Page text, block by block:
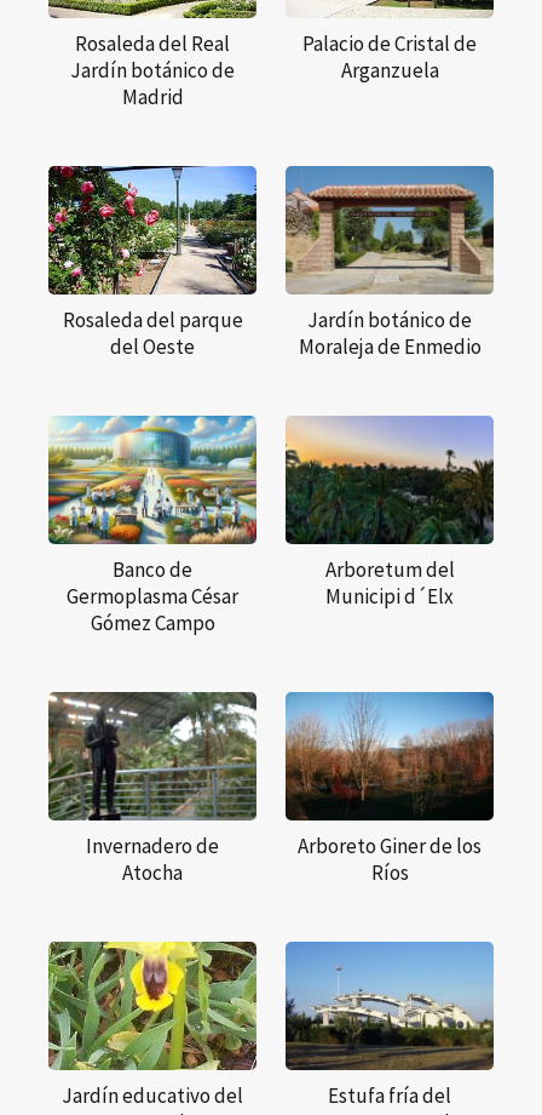
Rosaleda del Real
Jardín botánico de
Madrid
Palacio de Cristal de
Arganzuela
Rosaleda del parque
del Oeste
Jardín botánico de
Moraleja de Enmedio
Banco de
Germoplasma César
Gómez Campo
Arboretum del
Municipi d´Elx
Invernadero de
Atocha
Arboreto Giner de los
Ríos
Jardín educativo del
Estufa fría del